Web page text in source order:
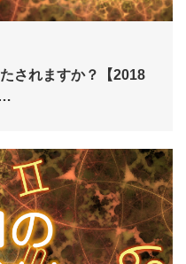
されますか？【2018